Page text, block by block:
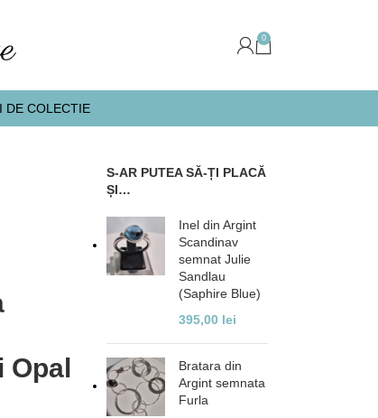
0
DE COLECTIE
Opal
S-AR PUTEA SĂ-ȚI PLACĂ
ȘI…
Inel din Argint
Scandinav
semnat Julie
Sandlau
(Saphire Blue)
395,00 lei
Bratara din
Argint semnata
Furla